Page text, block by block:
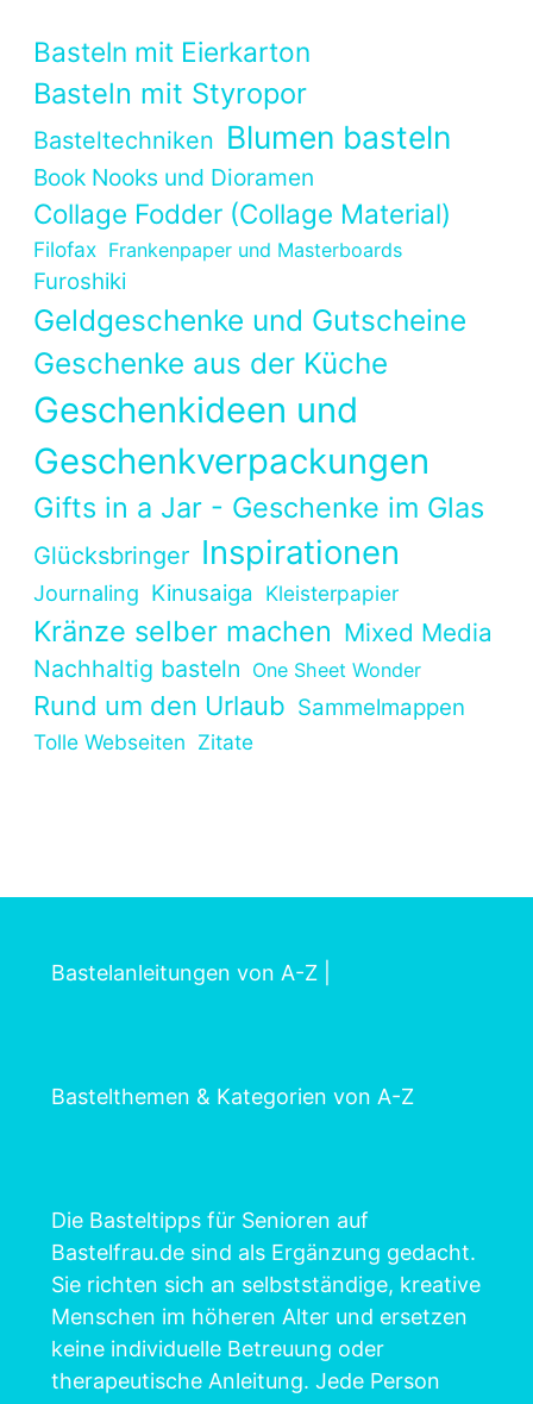
Basteln mit Eierkarton
Basteln mit Styropor
Basteltechniken Blumen basteln
Book Nooks und Dioramen
Collage Fodder (Collage Material)
Filofax Frankenpaper und Masterboards
Furoshiki
Geldgeschenke und Gutscheine
Geschenke aus der Küche
Geschenkideen und
Geschenkverpackungen
Gifts in a Jar - Geschenke im Glas
Glücksbringer Inspirationen
Journaling Kinusaiga Kleisterpapier
Kränze selber machen Mixed Media
Nachhaltig basteln One Sheet Wonder
Rund um den Urlaub Sammelmappen
Tolle Webseiten Zitate
Bastelanleitungen von A-Z
Bastelthemen & Kategorien von A-Z
Die Basteltipps für Senioren auf
Bastelfrau.de sind als Ergänzung gedacht.
Sie richten sich an selbstständige, kreative
Menschen im höheren Alter und ersetzen
keine individuelle Betreuung oder
therapeutische Anleitung. Jede Person